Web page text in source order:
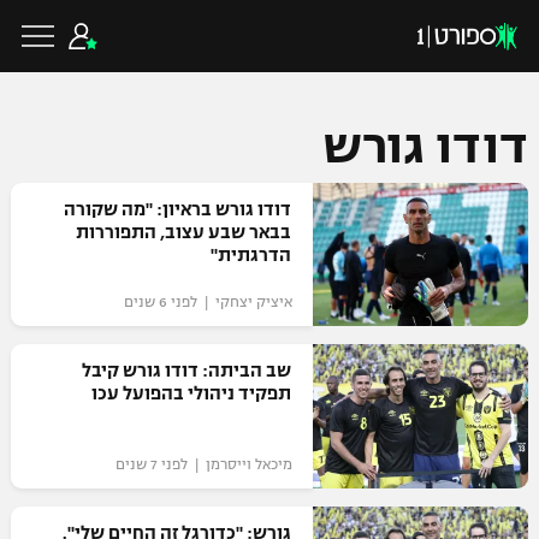
כדורגל ישראלי
ליגת העל
גביע הטוטו
ליגיונרים
גביע המדינה
כדורגל עולמי
ליגת האלופות
ליגה אירופית
ליגה אנגלית
כדורסל ישראלי
ליגת ווינר סל
ליגה לאומית
כדורסל עולמי
NBA
דודו גורש
דודו גורש בראיון: "מה שקורה
בבאר שבע עצוב, התפוררות
הדרגתית"
איציק יצחקי | לפני 6 שנים
שב הביתה: דודו גורש קיבל
תפקיד ניהולי בהפועל עכו
מיכאל וייסרמן | לפני 7 שנים
גורש: "כדורגל זה החיים שלי".